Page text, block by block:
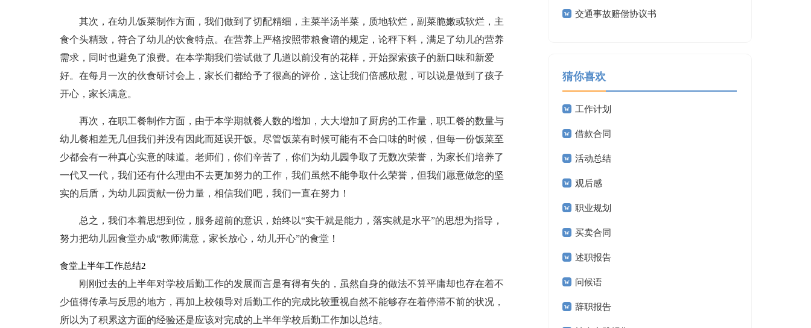
其次，在幼儿饭菜制作方面，我们做到了切配精细，主菜半汤半菜，质地软烂，副菜脆嫩或软烂，主
食个头精致，符合了幼儿的饮食特点。在营养上严格按照带粮食谱的规定，论秤下料，满足了幼儿的营养
需求，同时也避免了浪费。在本学期我们尝试做了几道以前没有的花样，开始探索孩子的新口味和新爱
好。在每月一次的伙食研讨会上，家长们都给予了很高的评价，这让我们倍感欣慰，可以说是做到了孩子
开心，家长满意。
再次，在职工餐制作方面，由于本学期就餐人数的增加，大大增加了厨房的工作量，职工餐的数量与
幼儿餐相差无几但我们并没有因此而延误开饭。尽管饭菜有时候可能有不合口味的时候，但每一份饭菜至
少都会有一种真心实意的味道。老师们，你们辛苦了，你们为幼儿园争取了无数次荣誉，为家长们培养了
一代又一代，我们还有什么理由不去更加努力的工作，我们虽然不能争取什么荣誉，但我们愿意做您的坚
实的后盾，为幼儿园贡献一份力量，相信我们吧，我们一直在努力！
总之，我们本着思想到位，服务超前的意识，始终以“实干就是能力，落实就是水平”的思想为指导，
努力把幼儿园食堂办成“教师满意，家长放心，幼儿开心”的食堂！
食堂上半年工作总结2
刚刚过去的上半年对学校后勤工作的发展而言是有得有失的，虽然自身的做法不算平庸却也存在着不
少值得传承与反思的地方，再加上校领导对后勤工作的完成比较重视自然不能够存在着停滞不前的状况，
所以为了积累这方面的经验还是应该对完成的上半年学校后勤工作加以总结。
交通事故赔偿协议书
猜你喜欢
工作计划
借款合同
活动总结
观后感
职业规划
买卖合同
述职报告
问候语
辞职报告